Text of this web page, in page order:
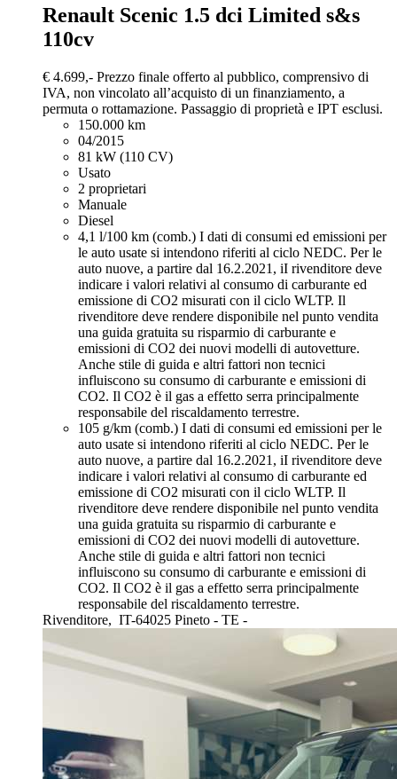
Renault Scenic 1.5 dci Limited s&s
110cv
€ 4.699,- Prezzo finale offerto al pubblico, comprensivo di
IVA, non vincolato all’acquisto di un finanziamento, a
permuta o rottamazione. Passaggio di proprietà e IPT esclusi.
150.000 km
04/2015
81 kW (110 CV)
Usato
2 proprietari
Manuale
Diesel
4,1 l/100 km (comb.) I dati di consumi ed emissioni per
le auto usate si intendono riferiti al ciclo NEDC. Per le
auto nuove, a partire dal 16.2.2021, iI rivenditore deve
indicare i valori relativi al consumo di carburante ed
emissione di CO2 misurati con il ciclo WLTP. Il
rivenditore deve rendere disponibile nel punto vendita
una guida gratuita su risparmio di carburante e
emissioni di CO2 dei nuovi modelli di autovetture.
Anche stile di guida e altri fattori non tecnici
influiscono su consumo di carburante e emissioni di
CO2. Il CO2 è il gas a effetto serra principalmente
responsabile del riscaldamento terrestre.
105 g/km (comb.) I dati di consumi ed emissioni per le
auto usate si intendono riferiti al ciclo NEDC. Per le
auto nuove, a partire dal 16.2.2021, iI rivenditore deve
indicare i valori relativi al consumo di carburante ed
emissione di CO2 misurati con il ciclo WLTP. Il
rivenditore deve rendere disponibile nel punto vendita
una guida gratuita su risparmio di carburante e
emissioni di CO2 dei nuovi modelli di autovetture.
Anche stile di guida e altri fattori non tecnici
influiscono su consumo di carburante e emissioni di
CO2. Il CO2 è il gas a effetto serra principalmente
responsabile del riscaldamento terrestre.
Rivenditore, IT-64025 Pineto - TE -